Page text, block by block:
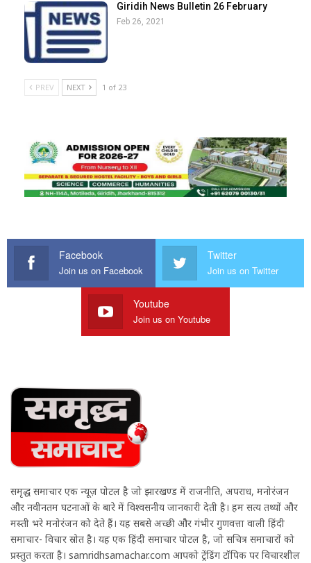
Giridih News Bulletin 26 February
Feb 26, 2021
PREV NEXT 1 of 23
Facebook
Join us on Facebook
Twitter
Join us on Twitter
Youtube
Join us on Youtube
समृद्ध समाचार एक न्यूज़ पोर्टल है जो झारखण्ड में राजनीति, अपराध, मनोरंजन
और नवीनतम घटनाओं के बारे में विश्वसनीय जानकारी देती है। हम सत्य तथ्यों और
मस्ती भरे मनोरंजन को देते हैं। यह सबसे अच्छी और गंभीर गुणवत्ता वाली हिंदी
समाचार- विचार स्रोत है। यह एक हिंदी समाचार पोर्टल है, जो सचित्र समाचारों को
प्रस्तुत करता है। samridhsamachar.com आपको ट्रेंडिंग टॉपिक पर विचारशील